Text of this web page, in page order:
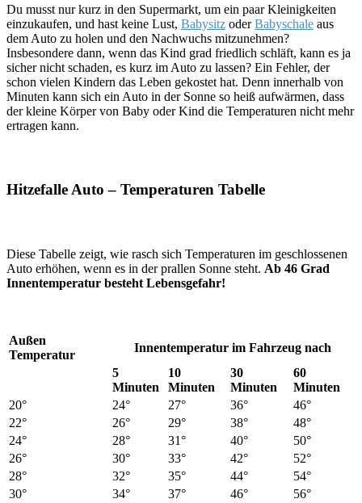
Du musst nur kurz in den Supermarkt, um ein paar Kleinigkeiten
einzukaufen, und hast keine Lust, Babysitz oderBabyschale aus
dem Auto zu holen und den Nachwuchs mitzunehmen?
Insbesondere dann, wenn das Kind grad friedlich schläft, kann es ja
sicher nicht schaden, es kurz im Auto zu lassen? Ein Fehler, der
schon vielen Kindern das Leben gekostet hat. Denn innerhalb von
Minuten kann sich ein Auto in der Sonne so heiß aufwärmen, dass
der kleine Körper von Baby oder Kind die Temperaturen nicht mehr
ertragen kann.
Hitzefalle Auto – Temperaturen Tabelle
Diese Tabelle zeigt, wie rasch sich Temperaturen im geschlossenen
Auto erhöhen, wenn es in der prallen Sonne steht. Ab 46 Grad
Innentemperatur besteht Lebensgefahr!
Außen
Temperatur
Innentemperatur im Fahrzeug nach
5
Minuten
10
Minuten
30
Minuten
60
Minuten
20°
24° 27° 36°
46°
22°
26° 29° 38°
48°
24°
28° 31° 40°
50°
26°
30° 33° 42°
52°
28°
32° 35° 44°
54°
30°
34° 37° 46°
56°